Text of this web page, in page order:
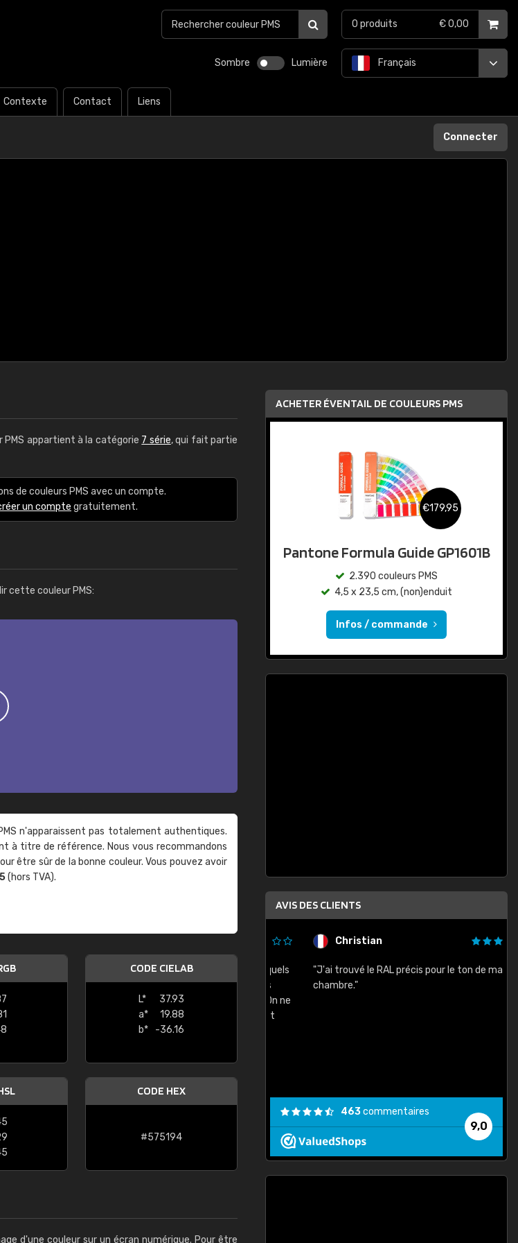
Sombre Lumière
Contexte Contact Liens
Français
0 produits € 0,00
Connecter
PMS appartient à la catégorie 7 série, qui fait partie
de couleurs PMS avec un compte.
un compte gratuitement.
cette couleur PMS:
n'apparaissent pas totalement authentiques.
à titre de référence. Nous vous recommandons
être sûr de la bonne couleur. Vous pouvez avoir
(hors TVA).
CODE CIELAB
L*
37.93
a*
19.88
b*
-36.16
CODE HEX
#575194
d'une couleur sur un écran numérique. Pour être
ACHETER ÉVENTAIL DE COULEURS PMS
€179,95
Pantone Formula Guide GP1601B
2.390 couleurs PMS
4,5 x 23,5 cm, (non)enduit
Infos / commande
AVIS DES CLIENTS
"Le site ne permet pas de voir clairement quels
sont les produits disponibles. Il y a plusieurs
palettes de couleurs: Classic, Design, etc. On ne
comprend pas qui est quoi. La livraison s'est
bien passé et le produit reçu me convient."
Christian
"J'ai trouvé le RAL précis pour le ton de ma
chambre."
9,0
463commentaires